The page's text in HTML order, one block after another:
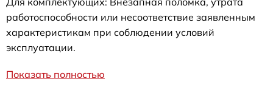
работоспособности или несоответствие заявленным
характеристикам при соблюдении условий
эксплуатации.
Показать полностью